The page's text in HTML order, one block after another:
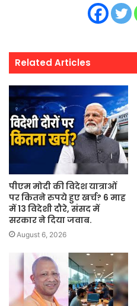
Related Articles
पीएम मोदी की विदेश यात्राओं
पर कितने रुपये हुए खर्च? 6 माह
में 13 विदेशी दौरे, संसद में
सरकार ने दिया जवाब.
August 6, 2026